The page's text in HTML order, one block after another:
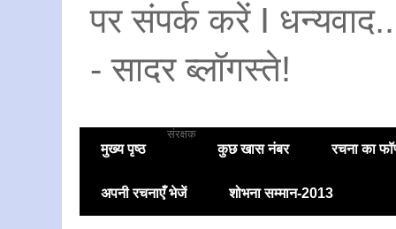
पर संपर्क करें I
- सादर ब्लॉगस्ते!
मुख्य पृष्ठ
संरक्षक
कुछ खास नंबर रचना का
अपनी रचनाएँ भेजें शोभना सम्मान-2013